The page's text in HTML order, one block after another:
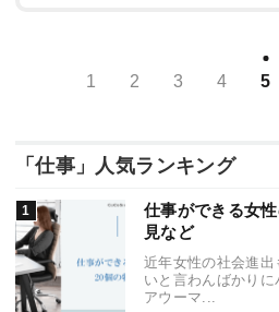
1 2 3 4 5
「仕事」人気ランキング
仕事ができる女
見など
近年女性の社会進
いと言わんばかり
アウーマ...